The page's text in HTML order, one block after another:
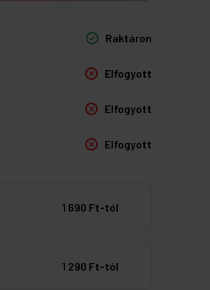
Raktáron
Elfogyott
Elfogyott
Elfogyott
1 690 Ft-tól
1 290 Ft-tól